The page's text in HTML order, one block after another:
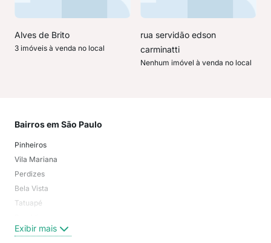
Alves de Brito
3 imóveis à venda no local
rua servidão edson
carminatti
Nenhum imóvel à venda no local
Bairros em São Paulo
Pinheiros
Vila Mariana
Perdizes
Bela Vista
Tatuapé
Centro
Exibir mais